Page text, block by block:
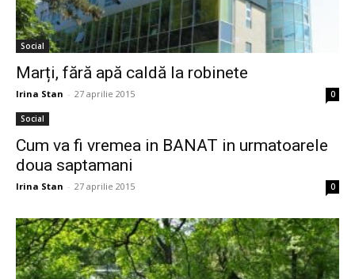
Social
Marți, fără apă caldă la robinete
Irina Stan - 27 aprilie 2015 0
Social
Cum va fi vremea in BANAT in urmatoarele
doua saptamani
Irina Stan - 27 aprilie 2015 0